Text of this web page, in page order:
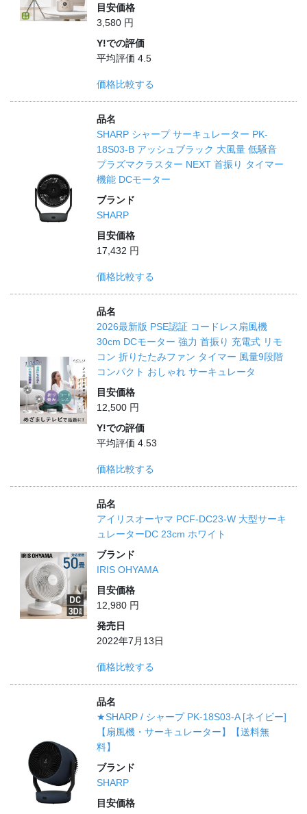
目安価格
3,580 円
Y!での評価
平均評価 4.5
価格比較する
品名
SHARP シャープ サーキュレーター PK-
18S03-B アッシュブラック 大風量 低騒音
プラズマクラスター NEXT 首振り タイマー
機能 DCモーター
ブランド
SHARP
目安価格
17,432 円
価格比較する
品名
2026最新版 PSE認証 コードレス扇風機
30cm DCモーター 強力 首振り 充電式 リモ
コン 折りたたみファン タイマー 風量9段階
コンパクト おしゃれ サーキュレータ
目安価格
12,500 円
Y!での評価
平均評価 4.53
価格比較する
品名
アイリスオーヤマ PCF-DC23-W 大型サーキ
ュレーターDC 23cm ホワイト
ブランド
IRIS OHYAMA
目安価格
12,980 円
発売日
2022年7月13日
価格比較する
品名
★SHARP / シャープ PK-18S03-A [ネイビー]
【扇風機・サーキュレーター】【送料無
料】
ブランド
SHARP
目安価格